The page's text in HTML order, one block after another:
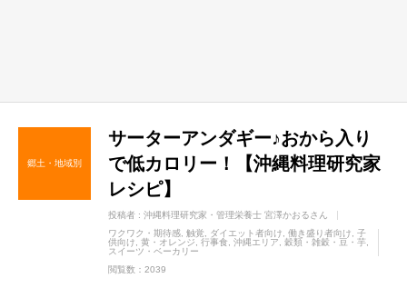
郷土・地域別
サーターアンダギー♪おから入り
で低カロリー！【沖縄料理研究家
レシピ】
投稿者 : 沖縄料理研究家・管理栄養士 宮澤かおるさん
ワクワク・期待感 触覚 ダイエット者向け 働き盛り者向け
子
供向け
黄・オレンジ 行事食 沖縄エリア
穀類・雑穀・豆・芋
スイーツ・ベーカリー
閲覧数：2039